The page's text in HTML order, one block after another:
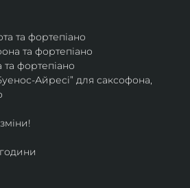
та фортепіано
та фортепіано
та фортепіано
Айресі” для саксофона,